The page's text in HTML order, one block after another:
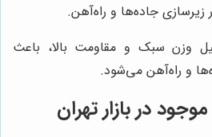
زیرسازی جاده‌ها و راه‌آهن.
وزن سبک و مقاومت بالا، باعث
و راه‌آهن می‌شود.
در بازار تهران